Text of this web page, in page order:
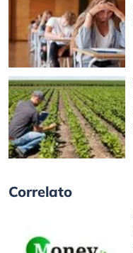
Correlato